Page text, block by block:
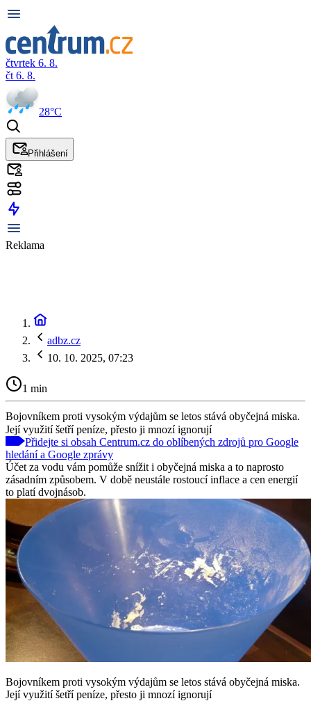
čtvrtek 6. 8.
čt 6. 8.
28°C
Přihlášení
Reklama
adbz.cz
10. 10. 2025, 07:23
1 min
Bojovníkem proti vysokým výdajům se letos stává obyčejná miska.
Její využití šetří peníze, přesto ji mnozí ignorují
Přidejte si obsah Centrum.cz do oblíbených zdrojů pro Google
hledání a Google zprávy
Účet za vodu vám pomůže snížit i obyčejná miska a to naprosto
zásadním způsobem. V době neustále rostoucí inflace a cen energií
to platí dvojnásob.
Bojovníkem proti vysokým výdajům se letos stává obyčejná miska.
Její využití šetří peníze, přesto ji mnozí ignorují